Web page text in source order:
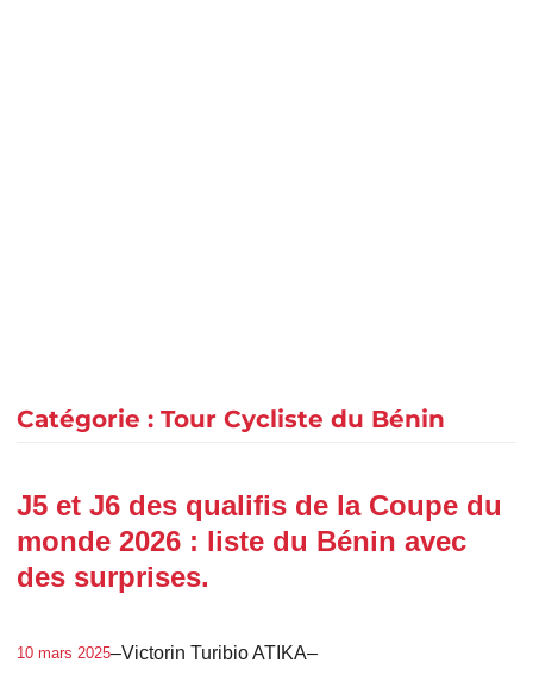
Catégorie : Tour Cycliste du Bénin
J5 et J6 des qualifis de la Coupe du
monde 2026 : liste du Bénin avec
des surprises.
10 mars 2025–Victorin Turibio ATIKA–